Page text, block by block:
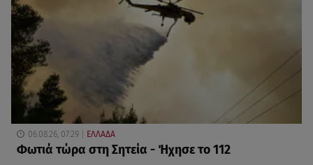
06.08.26, 07:29 ΕΛΛΑΔΑ
Φωτιά τώρα στη Σητεία - Ήχησε το 112